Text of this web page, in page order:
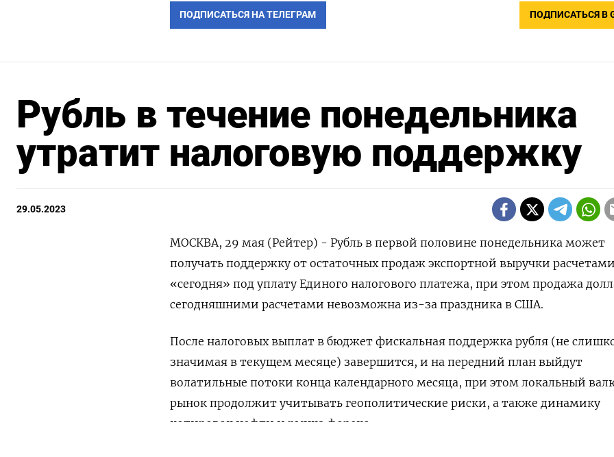
ПОДПИСАТЬСЯ НА ТЕЛЕГРАМ ПОДПИСАТЬСЯ В
Рубль в течение понедельника
утратит налоговую поддержку
29.05.2023
МОСКВА, 29 мая (Рейтер) - Рубль в первой половине понедельника может
получать поддержку от остаточных продаж экспортной выручки расчетами
«сегодня» под уплату Единого налогового платежа, при этом продажа
сегодняшними расчетами невозможна из-за праздника в США.
После налоговых выплат в бюджет фискальная поддержка рубля (не
значимая в текущем месяце) завершится, и на передний план выйдут
волатильные потоки конца календарного месяца, при этом локальный
рынок продолжит учитывать геополитические риски, а также динамику
котировок нефти и рынка форекс.